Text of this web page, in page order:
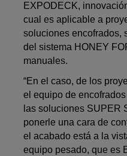
EXPODECK,
cual es aplicable a
soluciones encofrados,
del sistema HONEY
manuales.
“En el caso, de los
el equipo de
las soluciones SUPER
ponerle una cara de
el acabado está a la
equipo pesado, que es